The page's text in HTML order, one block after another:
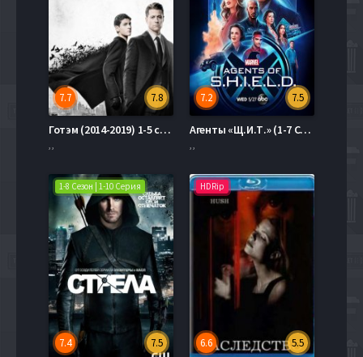
7.8
7.7
Готэм (2014-2019) 1-5 сезон
7.5
7.2
Агенты «Щ.И.Т.» (1-7 Сезон)
1-8 Сезон | 1-10 Серия
7.5
7.4
HDRip
5.5
6.6